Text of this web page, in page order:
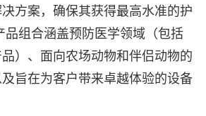
方案，确保其获得最高水准的护
品组合涵盖预防医学领域（包括
）、面向农场动物和伴侣动物的
旨在为客户带来卓越体验的设备